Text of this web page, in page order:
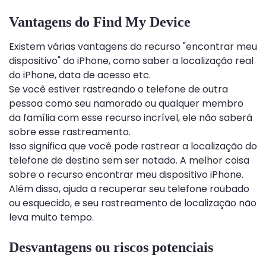
Vantagens do Find My Device
Existem várias vantagens do recurso "encontrar meu
dispositivo" do iPhone, como saber a localização real
do iPhone, data de acesso etc.
Se você estiver rastreando o telefone de outra
pessoa como seu namorado ou qualquer membro
da família com esse recurso incrível, ele não saberá
sobre esse rastreamento.
Isso significa que você pode rastrear a localização do
telefone de destino sem ser notado. A melhor coisa
sobre o recurso encontrar meu dispositivo iPhone.
Além disso, ajuda a recuperar seu telefone roubado
ou esquecido, e seu rastreamento de localização não
leva muito tempo.
Desvantagens ou riscos potenciais